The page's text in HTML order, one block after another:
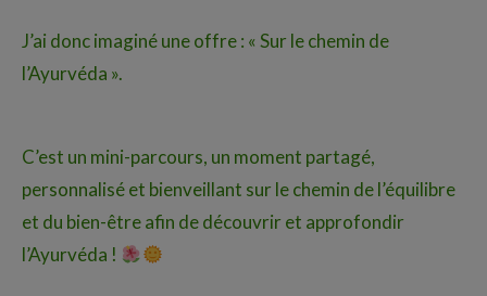
J’ai donc imaginé une offre : « Sur le chemin de
l’Ayurvéda ».
C’est un mini-parcours, un moment partagé,
personnalisé et bienveillant sur le chemin de l’équilibre
et du bien-être afin de découvrir et approfondir
l’Ayurvéda !